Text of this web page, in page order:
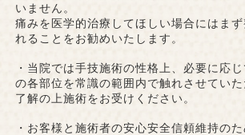
いません。
痛みを医学的治療してほしい場合にはま
れることをお勧めいたします。
・当院では手技施術の性格上、必要に応
の各部位を常識の範囲内で触れさせてい
了解の上施術をお受けください。
・お客様と施術者の安心安全信頼維持の